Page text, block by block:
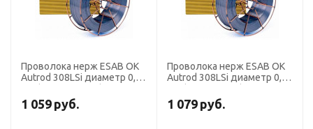
Проволока нерж ESAB OK
Autrod 308LSi диаметр 0,8
1 059 руб.
Проволока нерж ESAB OK
Autrod 308LSi диаметр 0,8
1 079 руб.